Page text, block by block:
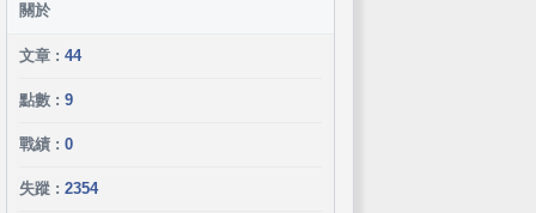
關於
文章 : 44
點數 : 9
戰績 : 0
失蹤 : 2354